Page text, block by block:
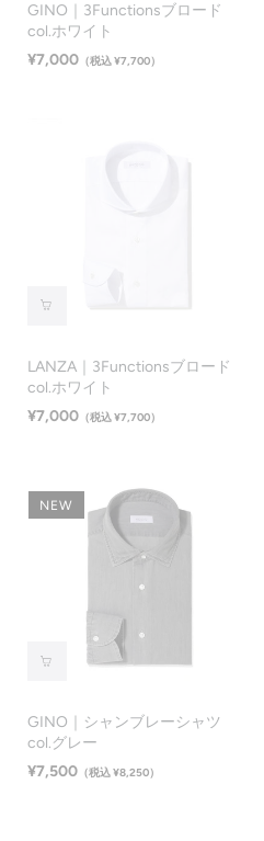
GINO｜3Functionsブロード
col.ホワイト
¥7,000（税込 ¥7,700）
LANZA｜3Functionsブロード
col.ホワイト
¥7,000（税込 ¥7,700）
NEW
GINO｜シャンブレーシャツ
col.グレー
¥7,500（税込 ¥8,250）